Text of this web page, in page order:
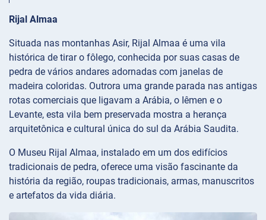
Rijal Almaa
Situada nas montanhas Asir, Rijal Almaa é uma vila
histórica de tirar o fôlego, conhecida por suas casas de
pedra de vários andares adornadas com janelas de
madeira coloridas. Outrora uma grande parada nas antigas
rotas comerciais que ligavam a Arábia, o Iêmen e o
Levante, esta vila bem preservada mostra a herança
arquitetônica e cultural única do sul da Arábia Saudita.
O Museu Rijal Almaa, instalado em um dos edifícios
tradicionais de pedra, oferece uma visão fascinante da
história da região, roupas tradicionais, armas, manuscritos
e artefatos da vida diária.